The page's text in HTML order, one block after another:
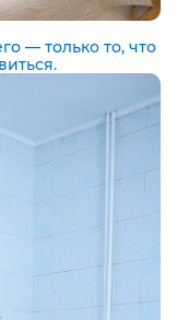
— только то, что